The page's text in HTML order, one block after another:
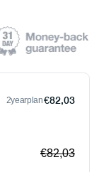
2yearplan€82,03
€82,03